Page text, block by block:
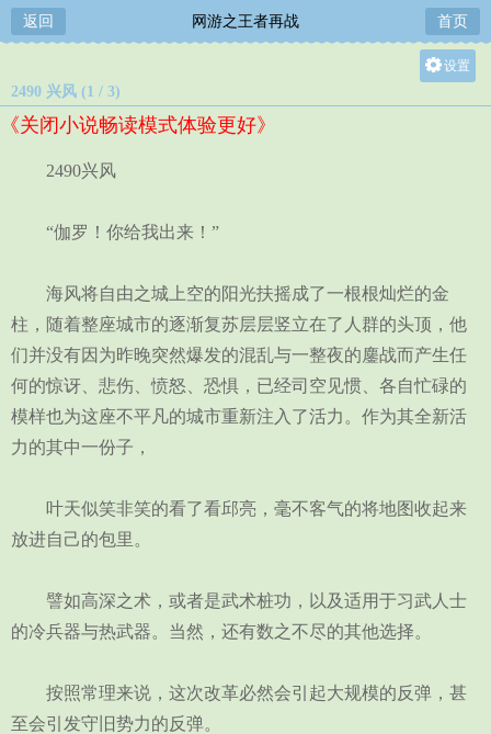
返回 网游之王者再战 首页
设置
2490 兴风 (1 / 3)
《关闭小说畅读模式体验更好》
2490兴风
“伽罗！你给我出来！”
海风将自由之城上空的阳光扶摇成了一根根灿烂的金
柱，随着整座城市的逐渐复苏层层竖立在了人群的头顶，他
们并没有因为昨晚突然爆发的混乱与一整夜的鏖战而产生任
何的惊讶、悲伤、愤怒、恐惧，已经司空见惯、各自忙碌的
模样也为这座不平凡的城市重新注入了活力。作为其全新活
力的其中一份子，
叶天似笑非笑的看了看邱亮，毫不客气的将地图收起来
放进自己的包里。
譬如高深之术，或者是武术桩功，以及适用于习武人士
的冷兵器与热武器。当然，还有数之不尽的其他选择。
按照常理来说，这次改革必然会引起大规模的反弹，甚
至会引发守旧势力的反弹。